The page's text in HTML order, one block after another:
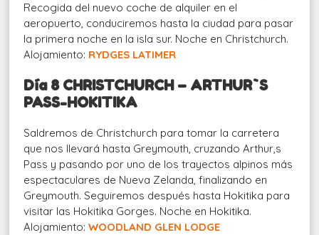
Recogida del nuevo coche de alquiler en el
aeropuerto, conduciremos hasta la ciudad para pasar
la primera noche en la isla sur. Noche en Christchurch.
Alojamiento: RYDGES LATIMER
Día 8 CHRISTCHURCH – ARTHUR`S
PASS-HOKITIKA
Saldremos de Christchurch para tomar la carretera
que nos llevará hasta Greymouth, cruzando Arthur,s
Pass y pasando por uno de los trayectos alpinos más
espectaculares de Nueva Zelanda, finalizando en
Greymouth. Seguiremos después hasta Hokitika para
visitar las Hokitika Gorges. Noche en Hokitika.
Alojamiento:WOODLAND GLEN LODGE